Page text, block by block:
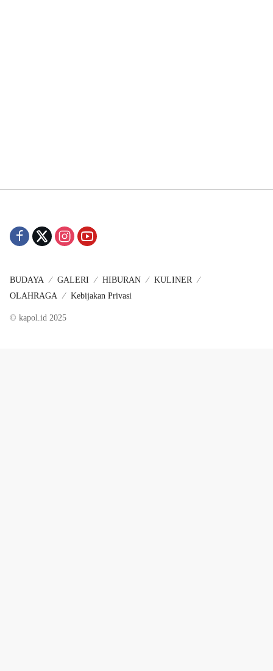
BUDAYA GALERI HIBURAN
KULINER
OLAHRAGA
Kebijakan Privasi
© kapol.id 2025